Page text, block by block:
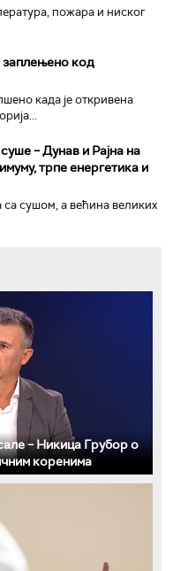
пожара и ниског
код
када је откривена
– Дунав и Рајна на
трпе енергетика и
са сушом, а већина великих
– Никица Грубор о
коренима